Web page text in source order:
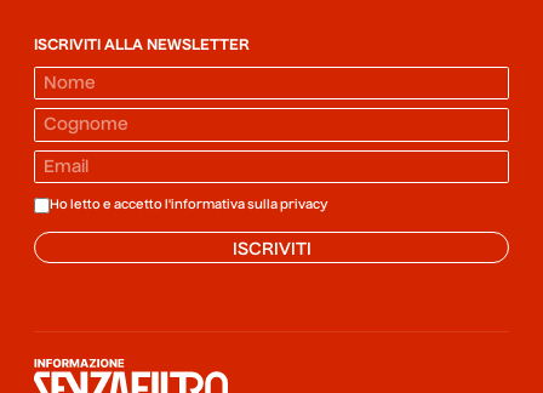
ISCRIVITI ALLA NEWSLETTER
Ho letto e accetto l'informativa sulla privacy
ISCRIVITI